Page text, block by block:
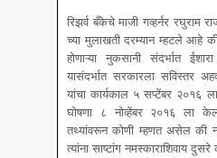
रिझर्व बँकेचे माजी गव्‍हर्नर रघुराम
च्‍या मुलाखती दरम्‍यान म्‍हटले आहे
होणाऱ्या नुकसानी संदर्भात
यासंदर्भात सरकारला सविस्‍तर
यांचा कार्यकाल ५ सप्‍टेंबर २०१६
घोषणा ८ नोव्‍हेंबर २०१६ ला
तथ्‍यांवरून कोणी म्‍हणत असेल की
त्‍यांना साष्‍टांग नमस्‍काराशिवाय